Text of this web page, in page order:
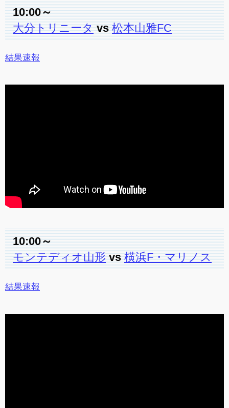
10:00～
大分トリニータvs松本山雅FC
結果速報
10:00～
モンテディオ山形vs横浜F・マリノス
結果速報